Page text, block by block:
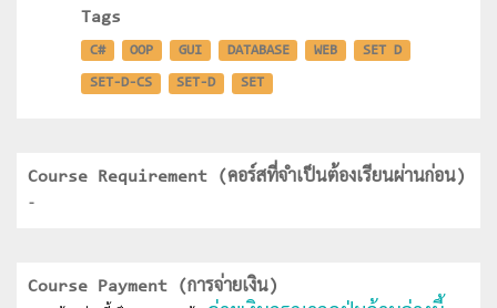
Tags
C# OOP GUI DATABASE WEB SET D
SET-D-CS SET-D SET
Course Requirement (คอร์สที่จำเป็นต้องเรียนผ่านก่อน)
-
Course Payment (การจ่ายเงิน)